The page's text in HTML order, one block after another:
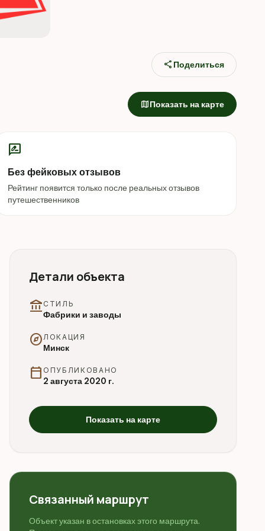
share Поделиться
mapПоказать на карте
rate_review
Без фейковых отзывов
Рейтинг появится только после реальных отзывов
путешественников
Детали объекта
account_balance СТИЛЬ
Фабрики и заводы
explore ЛОКАЦИЯ
Минск
calendar_today ОПУБЛИКОВАНО
2 августа 2020 г.
Показать на карте
Связанный маршрут
Объект указан в остановках этого маршрута.